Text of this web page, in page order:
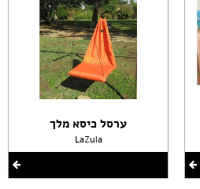
ערסל כיסא מלך
LaZula